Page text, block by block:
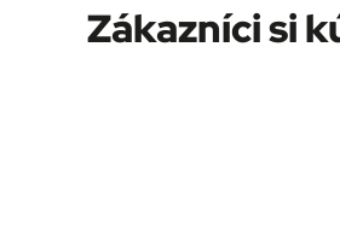
Zákazníci si